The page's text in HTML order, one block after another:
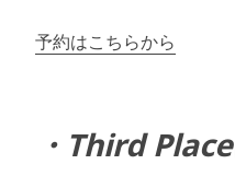
予約はこちらから
・Third